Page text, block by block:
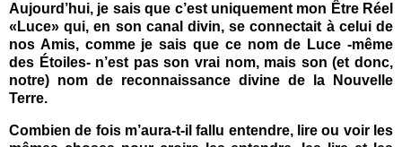
Aujourd’hui, je sais que c’est uniquement mon Être Réel
«Luce» qui, en son canal divin, se connectait à celui de
nos Amis, comme je sais que ce nom de Luce -même
des Étoiles- n’est pas son vrai nom, mais son (et donc,
notre) nom de reconnaissance divine de la Nouvelle
Terre.
Combien de fois m’aura-t-il fallu entendre, lire ou voir les